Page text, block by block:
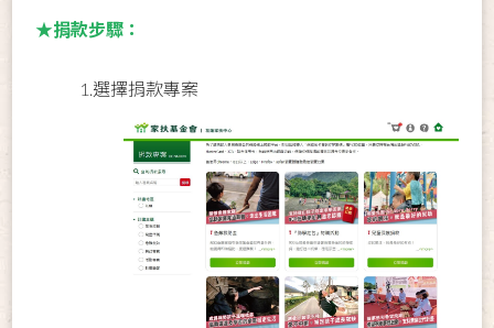
★捐款步驟：
1.選擇捐款專案